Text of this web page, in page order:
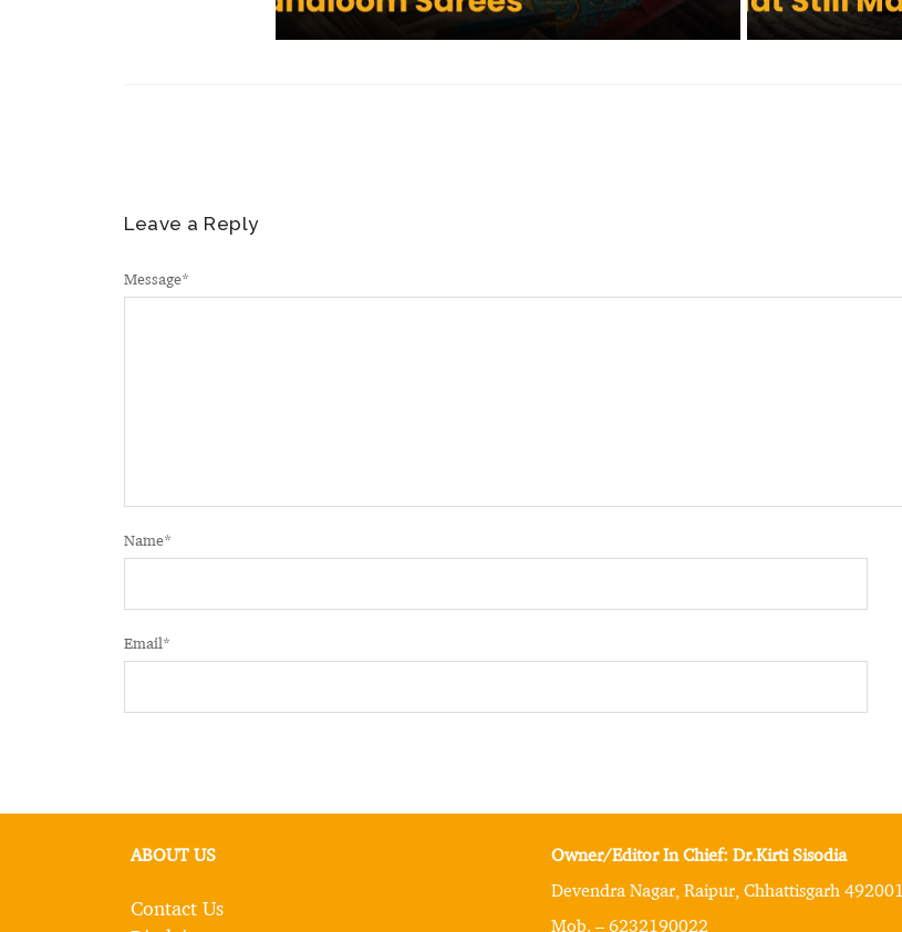
Leave a Reply
Message*
Name*
Email*
ABOUT US
Contact Us
Owner/Editor In Chief: Dr.Kirti Sisodia
Devendra Nagar, Raipur, Chhattisgarh 492001
Mob. – 6232190022